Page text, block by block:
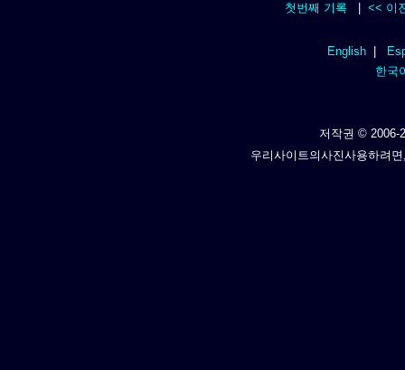
첫번째 기록
<< 이
English|
한국
저작권 © 2006-
우리사이트의사진사용하려